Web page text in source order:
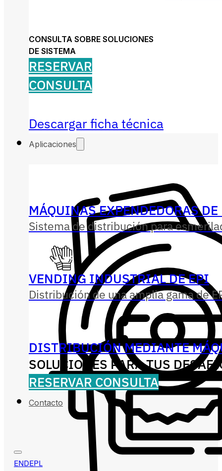
CONSULTA SOBRE SOLUCIONES
DE SISTEMA
RESERVAR
CONSULTA
Descargar ficha técnica
Aplicaciones
MÁQUINAS EXPENDEDORAS
Sistema de distribución para
VENDING INDUSTRIAL DE EPI
Distribución de una amplia gama de
DISTRIBUCIÓN MEDIANTE
SOLUCIONES PARA TUS
RESERVAR CONSULTA
Contacto
ENDEPL